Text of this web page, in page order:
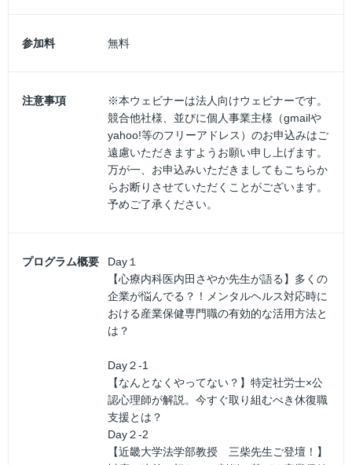
参加料 無料
注意事項
※本ウェビナーは法人向けウェビナーです。
競合他社様、並びに個人事業主様（gmailや
yahoo!等のフリーアドレス）のお申込みはご
遠慮いただきますようお願い申し上げます。
万が一、お申込みいただきましてもこちらか
らお断りさせていただくことがございます。
予めご了承ください。
プログラム概要
Day１
【心療内科医内田さやか先生が語る】多くの
企業が悩んでる？！メンタルヘルス対応時に
おける産業保健専門職の有効的な活用方法と
は？
Day２-1
【なんとなくやってない？】特定社労士×公
認心理師が解説。今すぐ取り組むべき休復職
支援とは？
Day２-2
【近畿大学法学部教授 三柴先生ご登壇！】